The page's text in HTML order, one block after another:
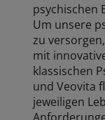
psychischen
Um unsere
zu
mit
klassischen
und Veovita
jeweiligen